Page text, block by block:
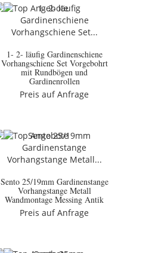
1- 2- läufig Gardinenschiene
Vorhangschiene Set Vorgebohrt
mit Rundbögen und
Gardinenrollen
Preis auf Anfrage
Sento 25/19mm Gardinenstange
Vorhangstange Metall
Wandmontage Messing Antik
Preis auf Anfrage